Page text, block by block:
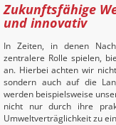
Zukunftsfähige
und innovativ
In Zeiten, in denen
zentralere Rolle spielen,
an. Hierbei achten wir
sondern auch auf die
werden beispielsweise
nicht nur durch ihre
Umweltverträglichkeit zu